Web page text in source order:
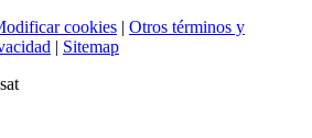
cookies | Otros términos y
| Sitemap